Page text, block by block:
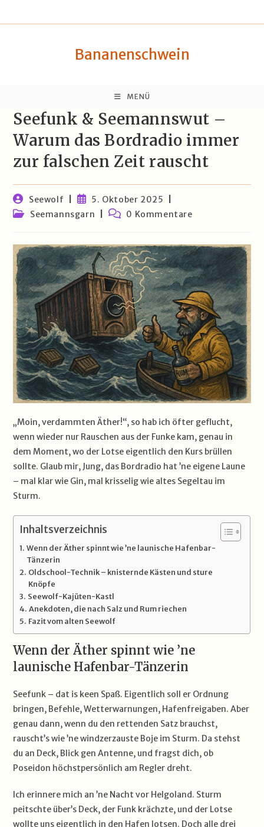
Inhalt
Bananenschwein
MENÜ
Seefunk & Seemannswut –
Warum das Bordradio immer
zur falschen Zeit rauscht
Beitrags-
Autor:
Seewolf
Beitrag
veröffentlicht:
5. Oktober 2025
Beitrags-
Seemannsgarn
Beitrags-
0 Kommentare
„Moin, verdammten Äther!“, so hab ich öfter geflucht,
wenn wieder nur Rauschen aus der Funke kam, genau in
dem Moment, wo der Lotse eigentlich den Kurs brüllen
sollte. Glaub mir, Jung, das Bordradio hat ’ne eigene Laune
– mal klar wie Gin, mal krisselig wie altes Segeltau im
Sturm.
Inhaltsverzeichnis
Wenn der Äther spinnt wie ’ne launische Hafenbar-
Tänzerin
Oldschool-Technik – knisternde Kästen und sture
Knöpfe
Seewolf-Kajüten-Kastl
Anekdoten, die nach Salz und Rum riechen
Fazit vom alten Seewolf
Wenn der Äther spinnt wie ’ne
launische Hafenbar-Tänzerin
Seefunk – dat is keen Spaß. Eigentlich soll er Ordnung
bringen, Befehle, Wetterwarnungen, Hafenfreigaben. Aber
genau dann, wenn du den rettenden Satz brauchst,
rauscht’s wie ’ne windzerzauste Boje im Sturm. Da stehst
du an Deck, Blick gen Antenne, und fragst dich, ob
Poseidon höchstpersönlich am Regler dreht.
Ich erinnere mich an ’ne Nacht vor Helgoland. Sturm
peitschte über’s Deck, der Funk krächzte, und der Lotse
wollte uns eigentlich in den Hafen lotsen. Doch alle drei